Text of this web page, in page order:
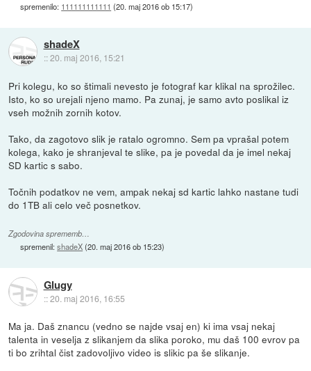
spremenilo: 111111111111 (20. maj 2016 ob 15:17)
shadeX
::20. maj 2016, 15:21
Pri kolegu, ko so štimali nevesto je fotograf kar klikal na sprožilec.
Isto, ko so urejali njeno mamo. Pa zunaj, je samo avto poslikal iz
vseh možnih zornih kotov.
Tako, da zagotovo slik je ratalo ogromno. Sem pa vprašal potem
kolega, kako je shranjeval te slike, pa je povedal da je imel nekaj
SD kartic s sabo.
Točnih podatkov ne vem, ampak nekaj sd kartic lahko nastane tudi
do 1TB ali celo več posnetkov.
Zgodovina sprememb…
spremenil:shadeX(20. maj 2016 ob 15:23)
Glugy
::20. maj 2016, 16:55
Ma ja. Daš znancu (vedno se najde vsaj en) ki ima vsaj nekaj
talenta in veselja z slikanjem da slika poroko, mu daš 100 evrov pa
ti bo zrihtal čist zadovoljivo video is slikic pa še slikanje.